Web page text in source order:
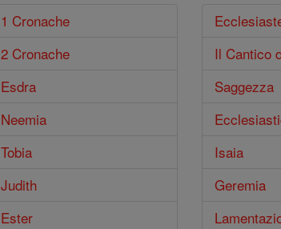
1 Cronache
2 Cronache
Esdra
Neemia
Tobia
Judith
Ester
Il Cantico
Saggezza
Isaia
Geremia